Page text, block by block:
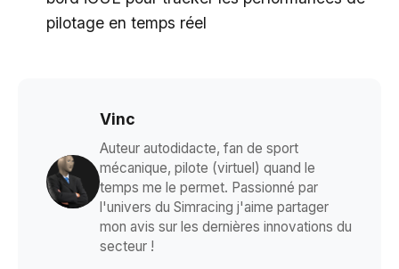
pilotage en temps réel
Vinc
Auteur autodidacte, fan de sport
mécanique, pilote (virtuel) quand le
temps me le permet. Passionné par
l'univers du Simracing j'aime partager
mon avis sur les dernières innovations du
secteur !